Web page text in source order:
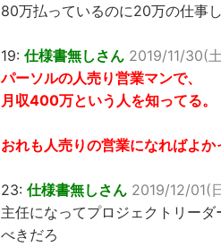
80万払っているのに20万の仕事
19: 仕様書無しさん 2019/11/30(
パーソルの人売り営業マンで、
月収400万という人を知ってる。
おれも人売りの営業になればよか
23: 仕様書無しさん 2019/12/01(
主任になってプロジェクトリー
べきだろ